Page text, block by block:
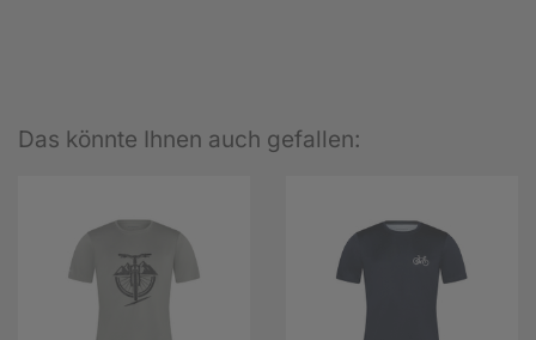
Das könnte Ihnen auch gefallen: